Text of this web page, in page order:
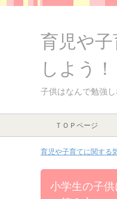
育児や
しよう！
子供はなんで勉強
ＴＯＰページ
育児や子育てに関する
小学生の子